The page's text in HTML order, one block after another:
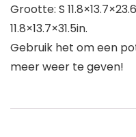
Grootte: S
11.8×13.7×31.5in.
Gebruik het om een
meer weer te geven!